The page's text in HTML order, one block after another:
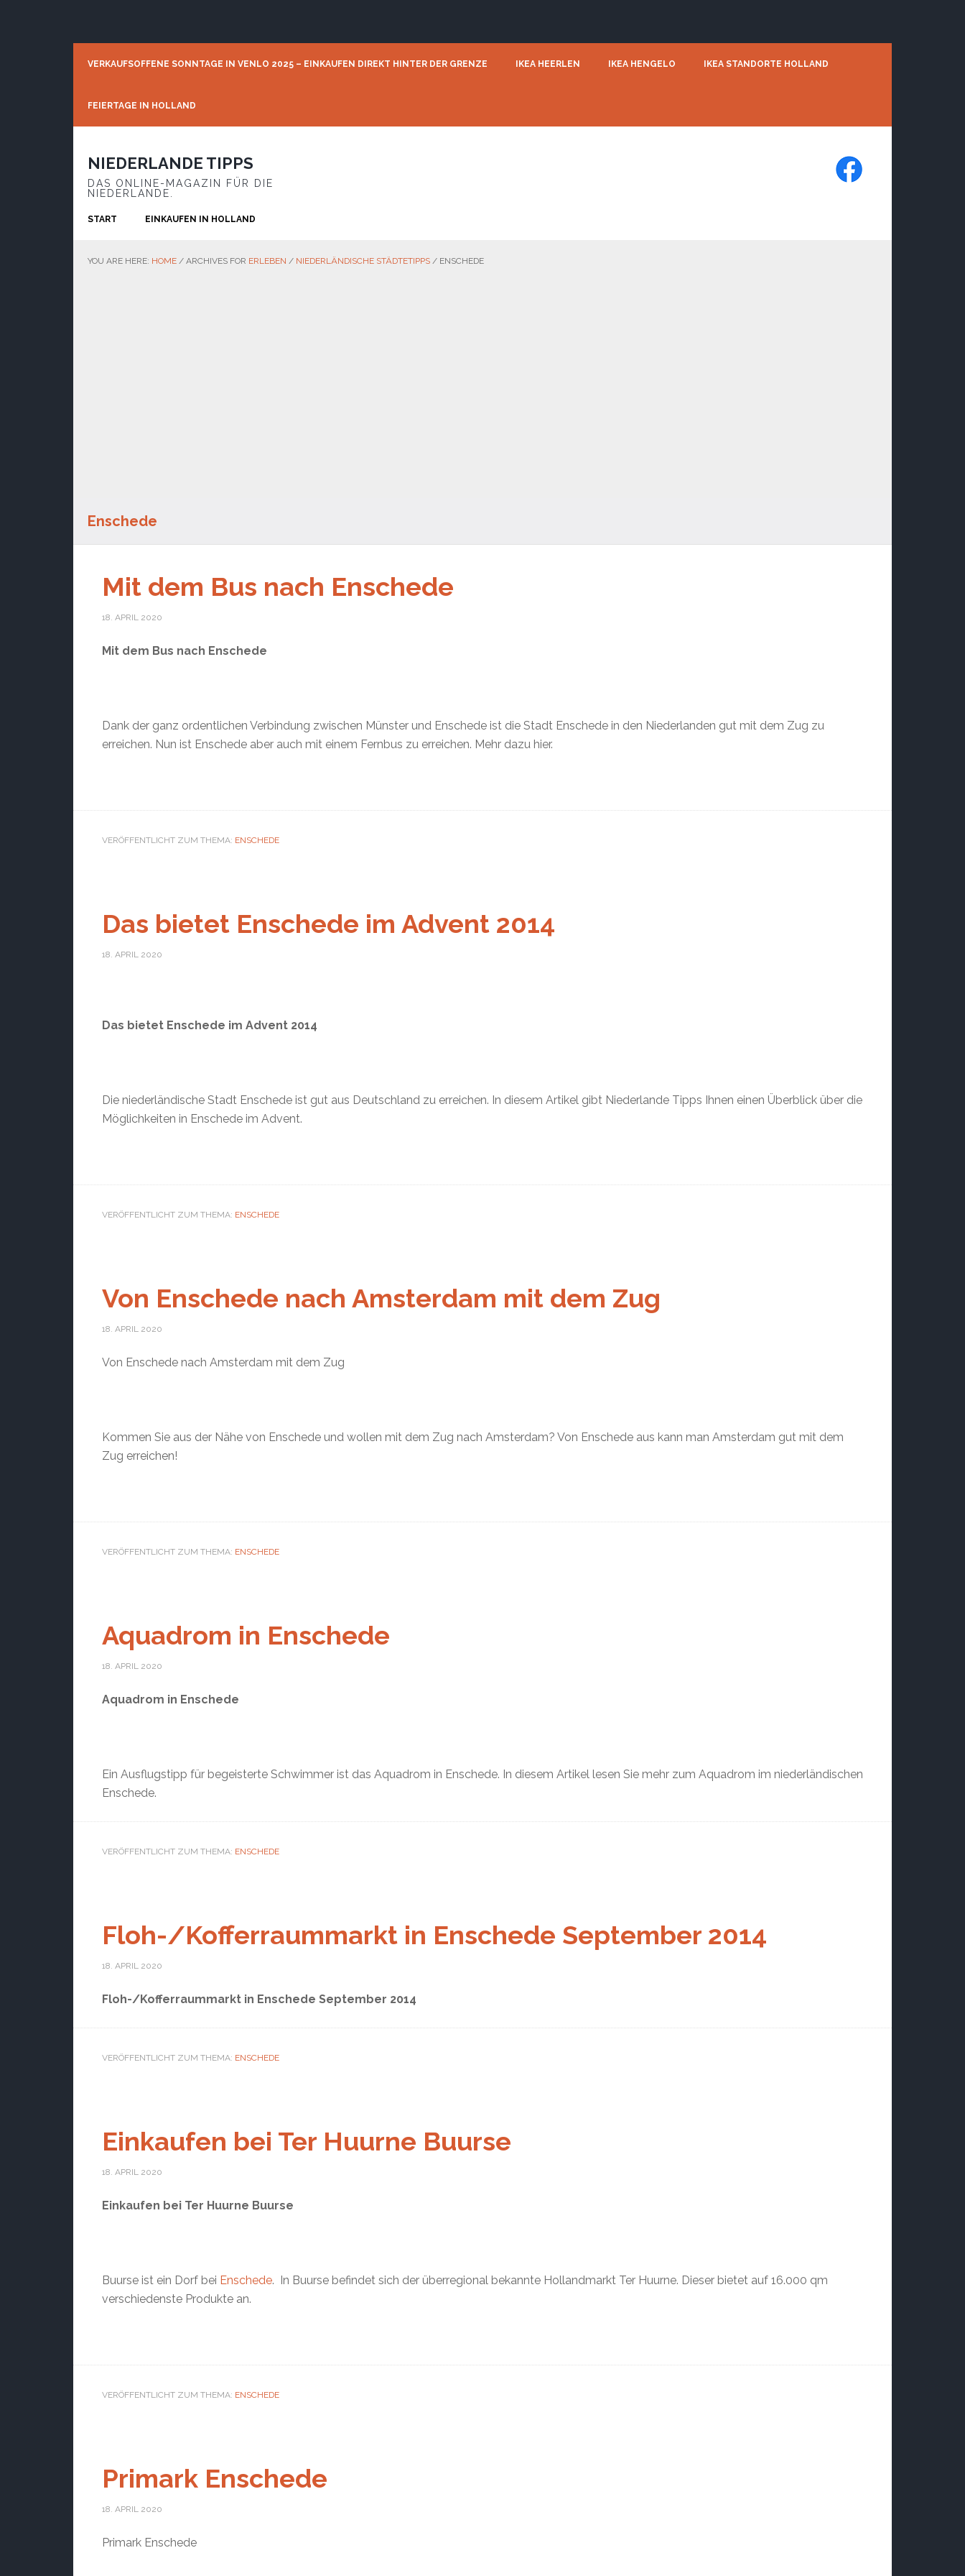
VERKAUFSOFFENE SONNTAGE IN VENLO 2025 – EINKAUFEN DIREKT HINTER DER GRENZE IKEA HEERLEN IKEA HENGELO IKEA STANDORTE HOLLAND
FEIERTAGE IN HOLLAND
NIEDERLANDE TIPPS
DAS ONLINE-MAGAZIN FÜR DIE
NIEDERLANDE.
START EINKAUFEN IN HOLLAND
YOU ARE HERE: HOME / ARCHIVES FOR ERLEBEN / NIEDERLÄNDISCHE STÄDTETIPPS / ENSCHEDE
Enschede
Mit dem Bus nach Enschede
18. APRIL 2020
Mit dem Bus nach Enschede
Dank der ganz ordentlichen Verbindung zwischen Münster und Enschede ist die Stadt Enschede in den Niederlanden gut mit dem Zug zu
erreichen. Nun ist Enschede aber auch mit einem Fernbus zu erreichen. Mehr dazu hier.
VERÖFFENTLICHT ZUM THEMA: ENSCHEDE
Das bietet Enschede im Advent 2014
18. APRIL 2020
Das bietet Enschede im Advent 2014
Die niederländische Stadt Enschede ist gut aus Deutschland zu erreichen. In diesem Artikel gibt Niederlande Tipps Ihnen einen Überblick über die
Möglichkeiten in Enschede im Advent.
VERÖFFENTLICHT ZUM THEMA: ENSCHEDE
Von Enschede nach Amsterdam mit dem Zug
18. APRIL 2020
Von Enschede nach Amsterdam mit dem Zug
Kommen Sie aus der Nähe von Enschede und wollen mit dem Zug nach Amsterdam? Von Enschede aus kann man Amsterdam gut mit dem
Zug erreichen!
VERÖFFENTLICHT ZUM THEMA: ENSCHEDE
Aquadrom in Enschede
18. APRIL 2020
Aquadrom in Enschede
Ein Ausflugstipp für begeisterte Schwimmer ist das Aquadrom in Enschede. In diesem Artikel lesen Sie mehr zum Aquadrom im niederländischen
Enschede.
VERÖFFENTLICHT ZUM THEMA: ENSCHEDE
Floh-/Kofferraummarkt in Enschede September 2014
18. APRIL 2020
Floh-/Kofferraummarkt in Enschede September 2014
VERÖFFENTLICHT ZUM THEMA: ENSCHEDE
Einkaufen bei Ter Huurne Buurse
18. APRIL 2020
Einkaufen bei Ter Huurne Buurse
Buurse ist ein Dorf bei Enschede. In Buurse befindet sich der überregional bekannte Hollandmarkt Ter Huurne. Dieser bietet auf 16.000 qm
verschiedenste Produkte an.
VERÖFFENTLICHT ZUM THEMA: ENSCHEDE
Primark Enschede
18. APRIL 2020
Primark Enschede